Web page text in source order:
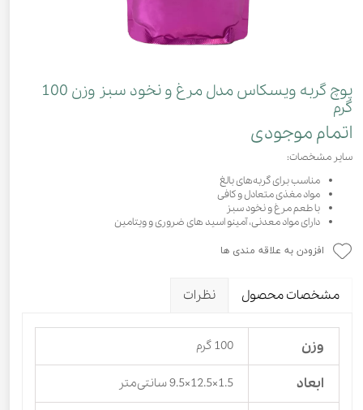
پوچ گربه ویسکاس مدل مرغ و نخود سبز وزن 100
گرم
اتمام موجودی
سایر مشخصات:
مناسب برای گربه‌های بالغ
مواد مغذی متعادل و کافی
با طعم مرغ و نخود سبز
دارای مواد معدنی، آمینو اسید های ضروری و ویتامین
افزودن به علاقه مندی ها
مشخصات محصول نظرات
وزن 100 گرم
ابعاد 1.5×12.5×9.5 سانتی‌متر